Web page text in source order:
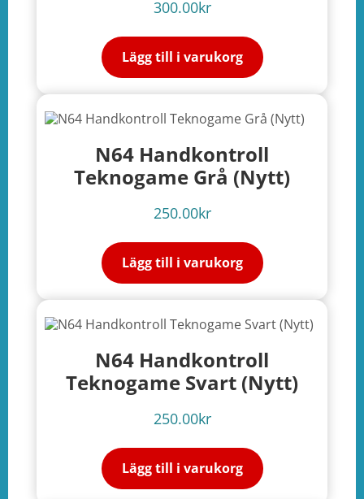
300.00kr
Lägg till i varukorg
N64 Handkontroll
Teknogame Grå (Nytt)
250.00kr
Lägg till i varukorg
N64 Handkontroll
Teknogame Svart (Nytt)
250.00kr
Lägg till i varukorg